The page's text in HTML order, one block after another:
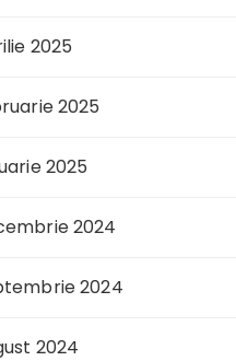
2025
2025
2025
2024
2024
2024